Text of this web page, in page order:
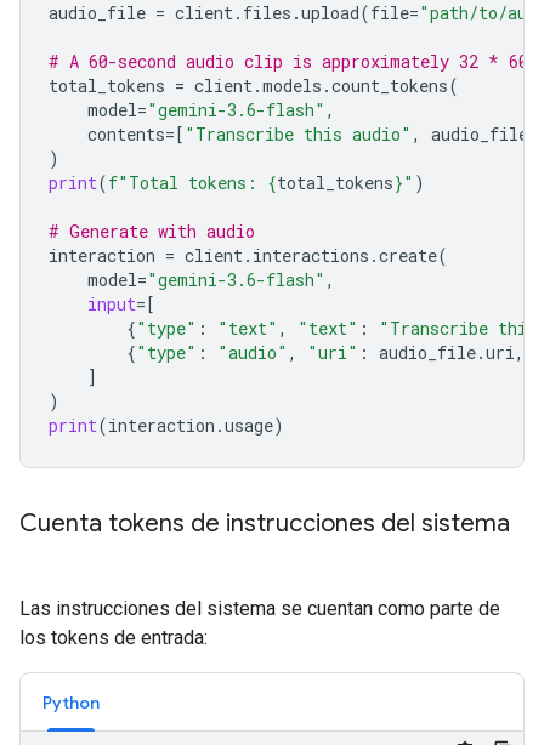
audio_file = client. files .upload(file="path/to/
# A 60-second audio clip is approximately 32 * 60
total_tokens = client.models .count_tokens(
model="gemini-3.6-flash" ,
contents=[ "Transcribe this audio" , audio_file
)
print(f"Total tokens: {total_tokens}" )
# Generate with audio
interaction = client. interactions .create(
model="gemini-3.6-flash" ,
input=[
{"type" : "text" , "text" :
"Transcribe this
{"type" : "audio" , "uri" : audio_file.uri,
]
)
print(interaction .usage)
Cuenta tokens de instrucciones del sistema
Las instrucciones del sistema se cuentan como parte de
los tokens de entrada:
Python